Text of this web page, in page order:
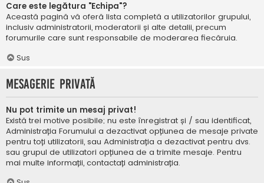
Care este legătura "Echipa"?
Această pagină vă oferă lista completă a utilizatorilor grupului,
inclusiv administratorii, moderatorii și alte detalii, precum
forumurile care sunt responsabile de moderarea fiecăruia.
Sus
Mesagerie privată
Nu pot trimite un mesaj privat!
Există trei motive posibile; nu este înregistrat și / sau identificat,
Administrația Forumului a dezactivat opțiunea de mesaje private
pentru toți utilizatorii, sau Administrația a dezactivat pentru dvs.
sau grupul de utilizatori opțiunea de a trimite mesaje. Pentru
mai multe informații, contactați administrația.